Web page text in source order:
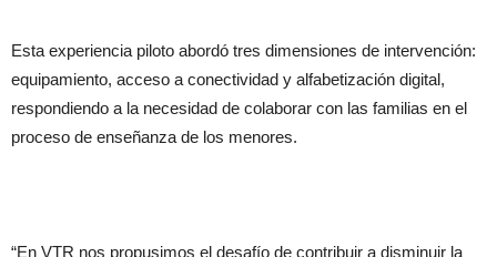
Esta experiencia piloto abordó tres dimensiones de intervención:
equipamiento, acceso a conectividad y alfabetización digital,
respondiendo a la necesidad de colaborar con las familias en el
proceso de enseñanza de los menores.
“En VTR nos propusimos el desafío de contribuir a disminuir la